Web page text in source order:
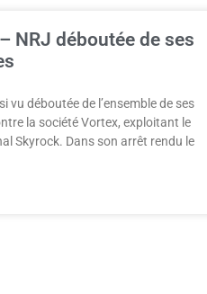
NRJ déboutée de ses
vu déboutée de l’ensemble de ses
la société Vortex, exploitant le
Skyrock. Dans son arrêt rendu le